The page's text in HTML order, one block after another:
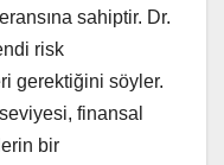
sahiptir. Dr.
risk
gerektiğini söyler.
finansal
bir